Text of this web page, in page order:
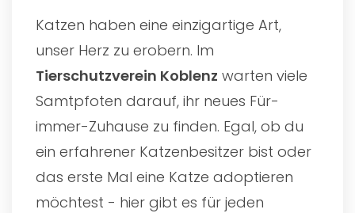
Katzen haben eine einzigartige Art,
unser Herz zu erobern. Im
Tierschutzverein Koblenz warten viele
Samtpfoten darauf, ihr neues Für-
immer-Zuhause zu finden. Egal, ob du
ein erfahrener Katzenbesitzer bist oder
das erste Mal eine Katze adoptieren
möchtest - hier gibt es für jeden